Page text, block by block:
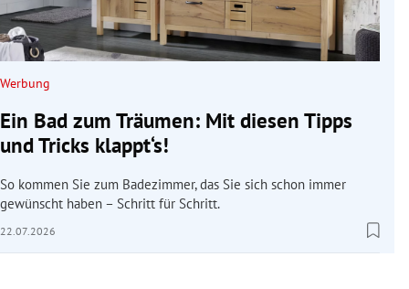
Werbung
Ein Bad zum Träumen: Mit diesen Tipps
und Tricks klappt‘s!
So kommen Sie zum Badezimmer, das Sie sich schon immer
gewünscht haben – Schritt für Schritt.
22.07.2026